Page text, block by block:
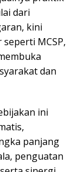
dari
kini
MCSP,
dan
ini
panjang
penguatan